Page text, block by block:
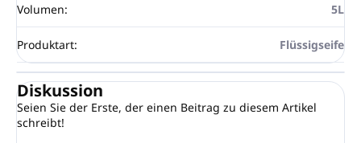
Volumen: 5L
Produktart: Flüssigseife
Diskussion
Seien Sie der Erste, der einen Beitrag zu diesem Artikel
schreibt!